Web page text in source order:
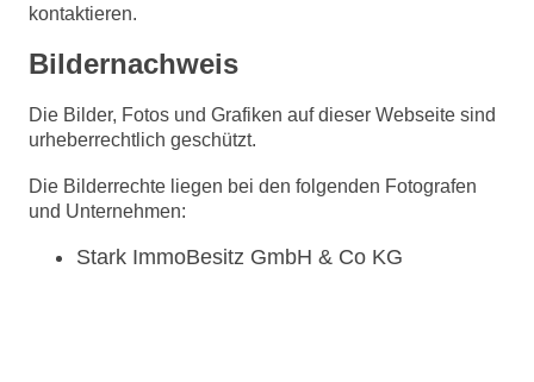
kontaktieren.
Bildernachweis
Die Bilder, Fotos und Grafiken auf dieser Webseite sind
urheberrechtlich geschützt.
Die Bilderrechte liegen bei den folgenden Fotografen
und Unternehmen:
Stark ImmoBesitz GmbH & Co KG